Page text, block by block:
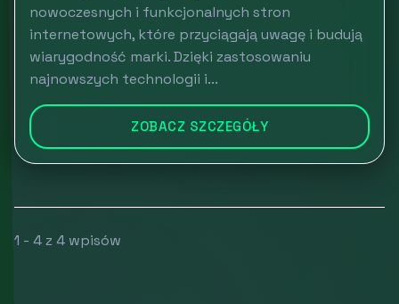
nowoczesnych i funkcjonalnych stron
internetowych, które przyciągają uwagę i budują
wiarygodność marki. Dzięki zastosowaniu
najnowszych technologii i...
ZOBACZ SZCZEGÓŁY
1 - 4 z 4 wpisów